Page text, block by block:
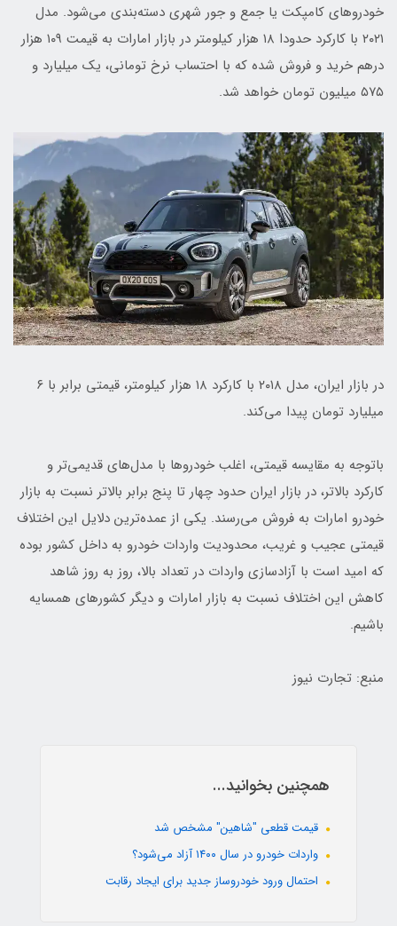
خودروهای کامپکت یا جمع و جور شهری دسته‌بندی می‌شود. مدل
۲۰۲۱ با کارکرد حدودا ۱۸ هزار کیلومتر در بازار امارات به قیمت ۱۰۹ هزار
درهم خرید و فروش شده که با احتساب نرخ تومانی، یک میلیارد و
۵۷۵ میلیون تومان خواهد شد.
در بازار ایران، مدل ۲۰۱۸ با کارکرد ۱۸ هزار کیلومتر، قیمتی برابر با ۶
میلیارد تومان پیدا می‌کند.
باتوجه به مقایسه قیمتی، اغلب خودروها با مدل‌های قدیمی‌تر و
کارکرد بالاتر، در بازار ایران حدود چهار تا پنج برابر بالاتر نسبت به بازار
خودرو امارات به فروش می‌رسند. یکی از عمده‌ترین دلایل این اختلاف
قیمتی عجیب و غریب، محدودیت واردات خودرو به داخل کشور بوده
که امید است با آزادسازی واردات در تعداد بالا، روز به روز شاهد
کاهش این اختلاف نسبت به بازار امارات و دیگر کشورهای همسایه
باشیم.
منبع: تجارت نیوز
همچنین بخوانید...
قیمت قطعی "شاهین" مشخص شد
واردات خودرو در سال ۱۴۰۰ آزاد می‌شود؟
احتمال ورود خودروساز جدید برای ایجاد رقابت